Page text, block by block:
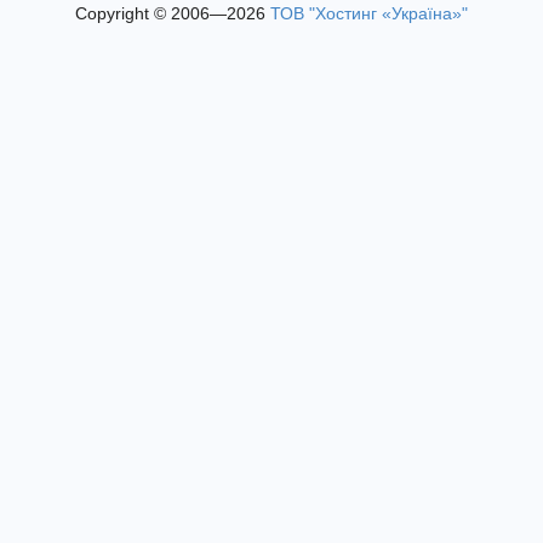
Copyright © 2006—2026 ТОВ "Хостинг «Україна»"